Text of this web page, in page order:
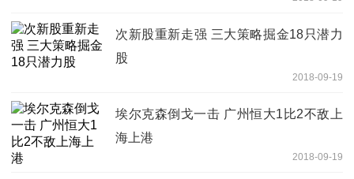
次新股重新走强 三大策略掘金18只潜力
股
2018-09-19
埃尔克森倒戈一击 广州恒大1比2不敌上
海上港
2018-09-19